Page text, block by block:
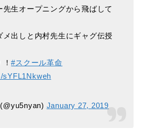
先生オープニングから飛ばして
メ出しと内村先生にギャグ伝授
！#スクール革命
sYFL1Nkweh
January 27, 2019